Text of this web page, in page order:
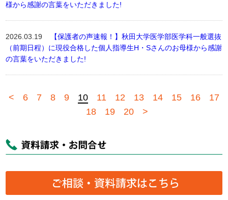
様から感謝の言葉をいただきました!
2026.03.19
【保護者の声速報！】秋田大学医学部医学科一般選抜
（前期日程）に現役合格した個人指導生H・Sさんのお母様から感謝
の言葉をいただきました!
< 6 7 8 9 10 11 12 13 14 15 16
17
18
19 20 >